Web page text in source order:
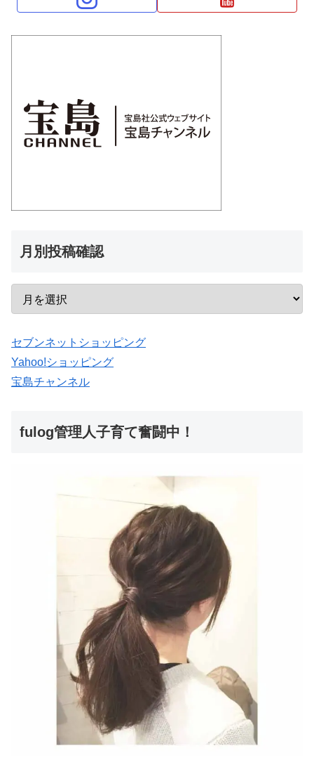
月別投稿確認
セブンネットショッピング
Yahoo!ショッピング
宝島チャンネル
fulog管理人子育て奮闘中！